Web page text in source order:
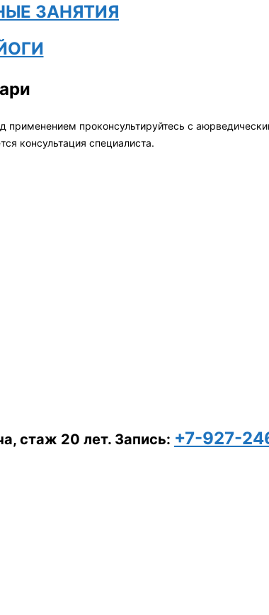
ЗАНЯТИЯ
применением проконсультируйтесь с
консультация специалиста.
стаж 20 лет. Запись: +7-927-